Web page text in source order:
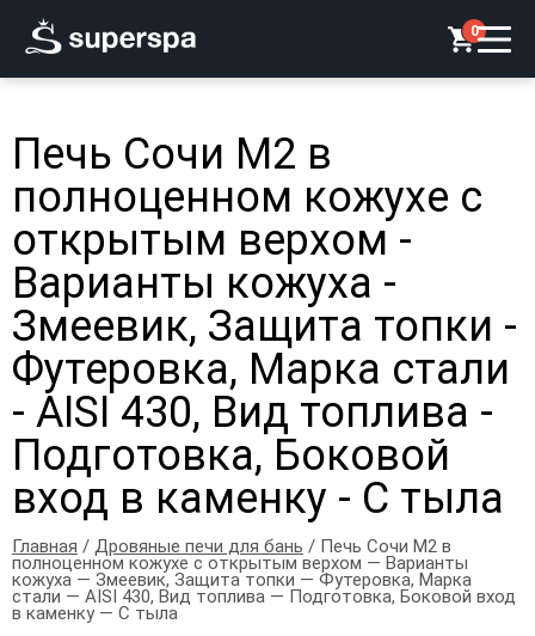
0
Печь Сочи М2 в
полноценном кожухе с
открытым верхом -
Варианты кожуха -
Змеевик, Защита топки -
Футеровка, Марка стали
- AISI 430, Вид топлива -
Подготовка, Боковой
вход в каменку - С тыла
Главная / Дровяные печи для бань / Печь Сочи М2 в
полноценном кожухе с открытым верхом — Варианты
кожуха — Змеевик, Защита топки — Футеровка, Марка
стали — AISI 430, Вид топлива — Подготовка, Боковой вход
в каменку — С тыла